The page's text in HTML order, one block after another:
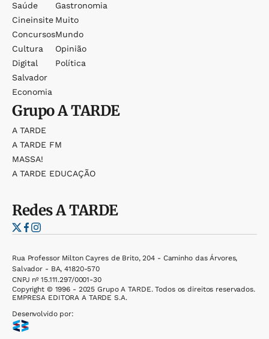
Saúde
Cineinsite
Concursos
Cultura
Digital
Salvador
Economia
Gastronomia
Muito
Mundo
Opinião
Política
GrupoA TARDE
A TARDE
A TARDE FM
MASSA!
A TARDE EDUCAÇÃO
RedesA TARDE
Rua Professor Milton Cayres de Brito, 204 - Caminho das Árvores,
Salvador - BA, 41820-570
CNPJ nº 15.111.297/0001-30
Copyright © 1996 - 2025 Grupo A TARDE. Todos os direitos reservados.
EMPRESA EDITORA A TARDE S.A.
Desenvolvido por: